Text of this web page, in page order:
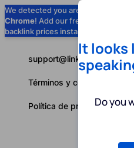
We detected you are using
Chrome! Add our free extension to
backlink prices instantly as you
support@linkbuilder.com
Términos y condiciones
Política de privacidad
It looks
Do you